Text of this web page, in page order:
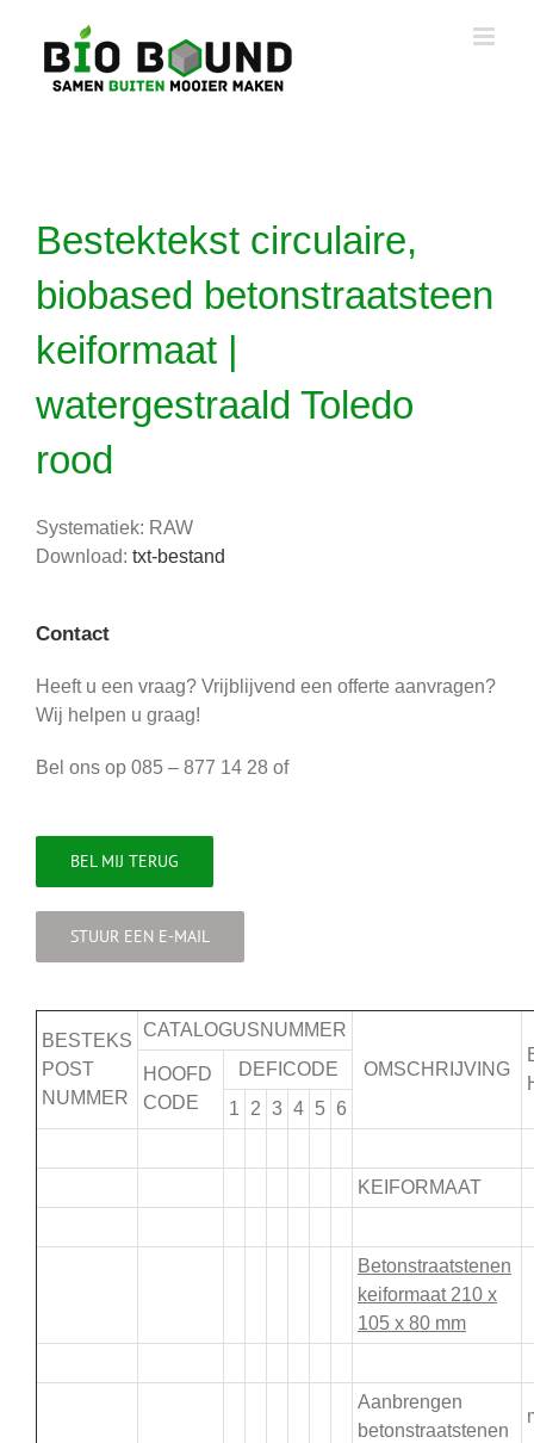
inhoud
Bestektekst circulaire,
biobased betonstraatsteen
keiformaat |
watergestraald Toledo
rood
Systematiek: RAW
Download: txt-bestand
Contact
Heeft u een vraag? Vrijblijvend een offerte aanvragen?
Wij helpen u graag!
Bel ons op 085 – 877 14 28 of
BEL MIJ TERUG
STUUR EEN E-MAIL
BESTEKS
POST
NUMMER
CATALOGUSNUMMER
OMSCHRIJVING
HOOFD
CODE
DEFICODE
1
2 3 4 5 6
KEIFORMAAT
Betonstraatstenen
keiformaat 210 x
105 x 80 mm
Aanbrengen
betonstraatstenen